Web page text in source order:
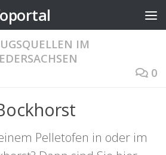
IM
0
Pelletofen in oder im